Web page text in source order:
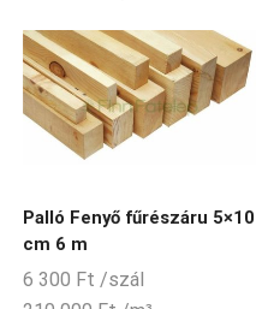
Palló Fenyő fűrészáru 5×10
cm 6 m
6 300 Ft /szál